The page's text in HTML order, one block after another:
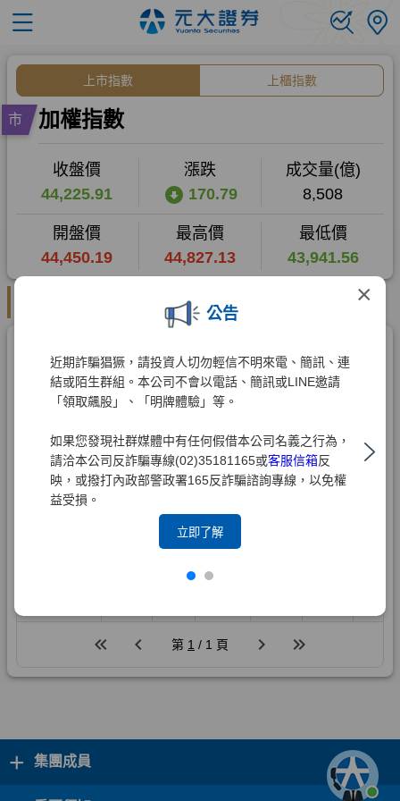
×
公告
近期詐騙猖獗，請投資人切勿輕信不明來電、簡訊、連
結或陌生群組。本公司不會以電話、簡訊或LINE邀請
「領取飆股」、「明牌體驗」等。
如果您發現社群媒體中有任何假借本公司名義之行為，
請洽本公司反詐騙專線(02)35181165或客服信箱反
映，或撥打內政部警政署165反詐騙諮詢專線，以免權
益受損。
立即了解
+ 集團成員